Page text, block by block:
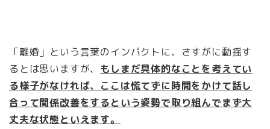
「離婚」という言葉のインパクトに、さすがに動揺す
るとは思いますが、 もしまだ具体的なことを考えてい
る様子がなければ、ここは慌てずに時間をかけて話し
合って関係改善をするという姿勢で取り組んでまず大
丈夫な状態といえます。